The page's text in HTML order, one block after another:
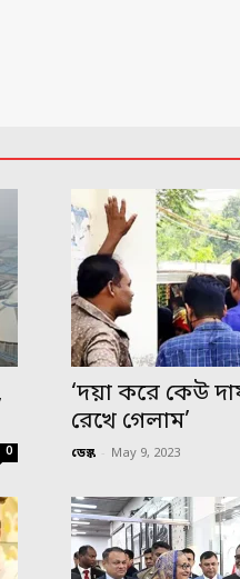
0
‘দয়া করে কেউ
রেখে গেলাম’
ডেস্ক - May 9, 2023